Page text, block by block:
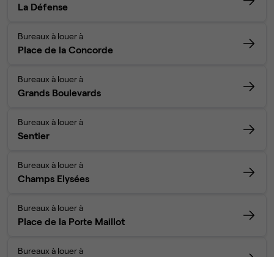
La Défense
Bureaux à louer à
Place de la Concorde
Bureaux à louer à
Grands Boulevards
Bureaux à louer à
Sentier
Bureaux à louer à
Champs Elysées
Bureaux à louer à
Place de la Porte Maillot
Bureaux à louer à